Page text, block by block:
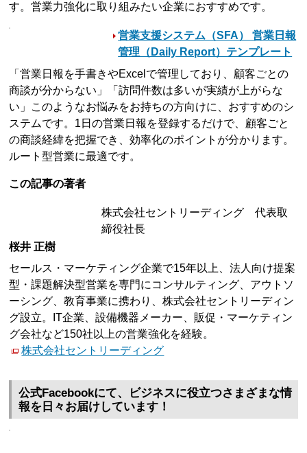
す。営業力強化に取り組みたい企業におすすめです。
営業支援システム（SFA） 営業日報
管理（Daily Report）テンプレート
「営業日報を手書きやExcelで管理しており、顧客ごとの
商談が分からない」「訪問件数は多いが実績が上がらな
い」このようなお悩みをお持ちの方向けに、おすすめのシ
ステムです。1日の営業日報を登録するだけで、顧客ごと
の商談経緯を把握でき、効率化のポイントが分かります。
ルート型営業に最適です。
この記事の著者
株式会社セントリーディング 代表取
締役社長
桜井 正樹
セールス・マーケティング企業で15年以上、法人向け提案
型・課題解決型営業を専門にコンサルティング、アウトソ
ーシング、教育事業に携わり、株式会社セントリーディン
グ設立。IT企業、設備機器メーカー、販促・マーケティン
グ会社など150社以上の営業強化を経験。
株式会社セントリーディング
公式Facebookにて、ビジネスに役立つさまざまな情
報を日々お届けしています！